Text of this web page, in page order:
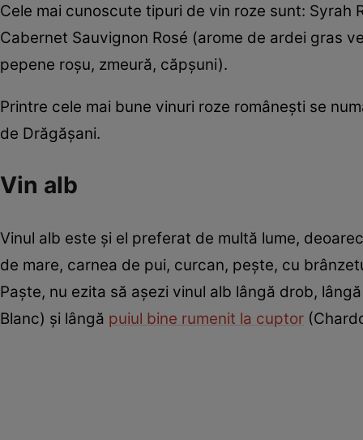
Cele mai cunoscute tipuri de vin roze sunt: Syrah
Cabernet Sauvignon Rosé (arome de ardei gras
pepene roşu, zmeură, căpşuni).
Printre cele mai bune vinuri roze româneşti se
de Drăgăşani.
Vin alb
Vinul alb este și el preferat de multă lume,
de mare, carnea de pui, curcan, pește, cu
Paşte, nu ezita să aşezi vinul alb lângă drob,
Blanc) şi lângă puiul bine rumenit la cuptor